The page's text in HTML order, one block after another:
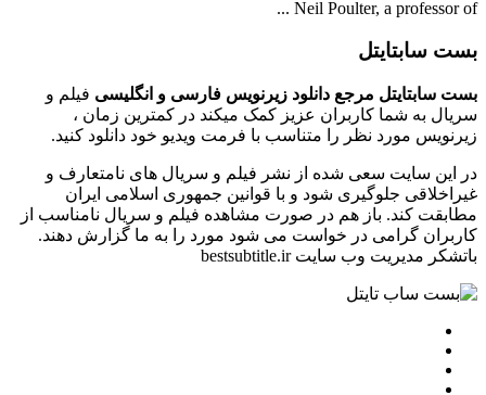
Neil Poulter, a professor of ...
بست سابتایتل
بست سابتایتل مرجع دانلود زیرنویس فارسی و انگلیسی فیلم و
سریال به شما کاربران عزیز کمک میکند در کمترین زمان ،
زیرنویس مورد نظر را متناسب با فرمت ویدیو خود دانلود کنید.
در این سایت سعی شده از نشر فیلم و سریال های نامتعارف و
غیراخلاقی جلوگیری شود و با قوانین جمهوری اسلامی ایران
مطابقت کند. باز هم در صورت مشاهده فیلم و سریال نامناسب از
کاربران گرامی در خواست می شود مورد را به ما گزارش دهند.
باتشکر مدیریت وب سایت bestsubtitle.ir